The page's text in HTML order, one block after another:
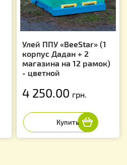
Улей ППУ «BeeStar» (1
корпус Дадан + 2
магазина на 12 рамок)
- цветной
4 250.00 грн.